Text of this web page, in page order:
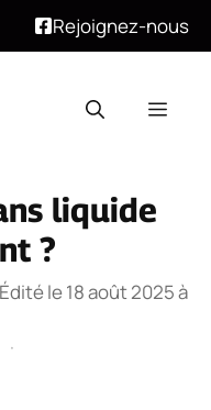
Rejoignez-nous
liquide
?
Édité le 18 août 2025 à
·